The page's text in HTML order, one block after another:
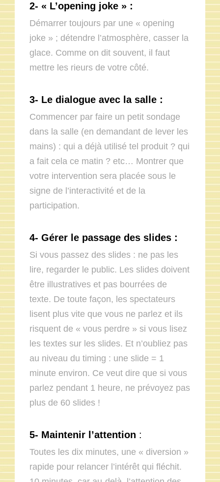
2- « L’opening joke » :
Démarrer toujours par une « opening
joke » ; détendre l’atmosphère, casser la
glace. Comme on dit souvent, il faut
mettre les rieurs de votre côté.
3- Le dialogue avec la salle :
Commencer par faire un petit sondage
dans la salle (en demandant de lever les
mains) : qui a déjà utilisé tel produit ? qui
a fait cela ce matin ? etc… Montrer que
votre intervention sera placée sous le
signe de l’interactivité et de la
participation.
4- Gérer le passage des slides :
Si vous passez des slides : ne pas les
lire, regarder le public. Les slides doivent
être illustratives et pas bourrées de
texte. De toute façon, les spectateurs
lisent plus vite que vous ne parlez et ils
risquent de « vous perdre » si vous lisez
les textes sur les slides. Et n’oubliez pas
au niveau du timing : une slide = 1
minute environ. Ce veut dire que si vous
parlez pendant 1 heure, ne prévoyez pas
plus de 60 slides !
5- Maintenir l’attention :
Toutes les dix minutes, une « diversion »
rapide pour relancer l’intérêt qui fléchit.